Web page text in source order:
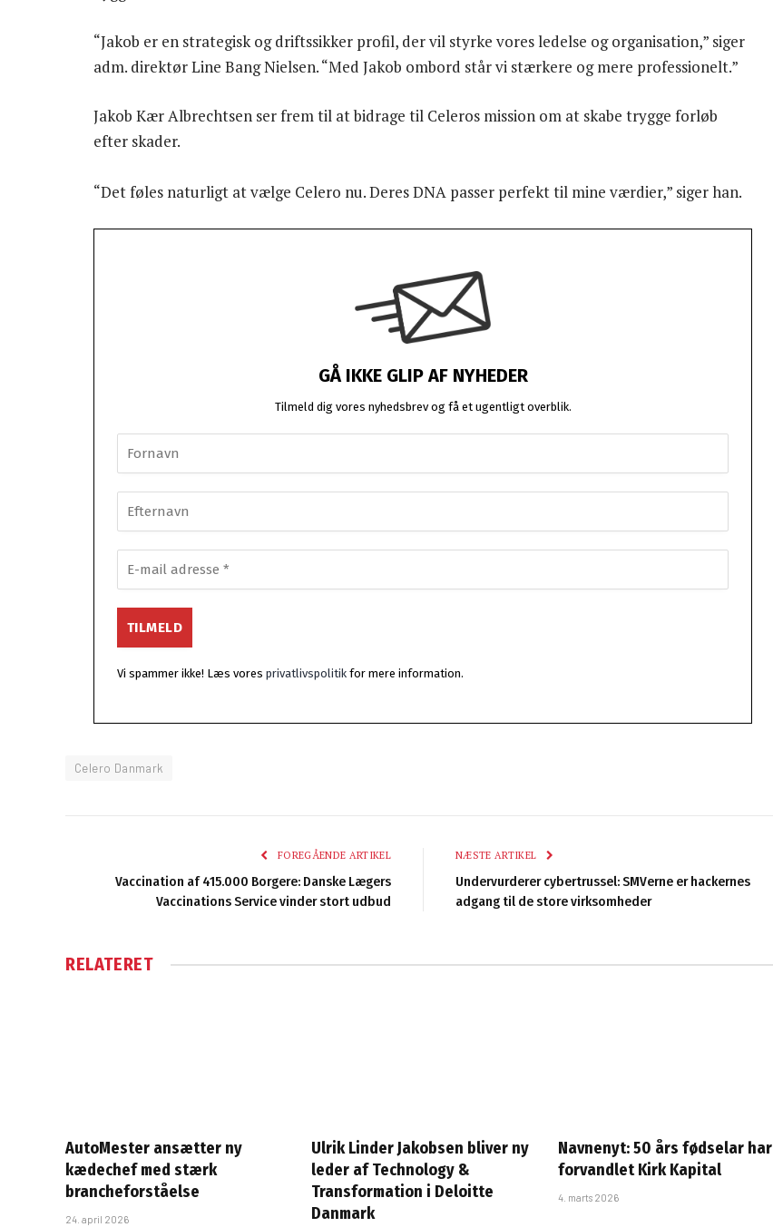
“Jakob er en strategisk og driftssikker profil, der vil styrke vores ledelse og organisation,” siger
adm. direktør Line Bang Nielsen. “Med Jakob ombord står vi stærkere og mere professionelt.”
Jakob Kær Albrechtsen ser frem til at bidrage til Celeros mission om at skabe trygge forløb
efter skader.
“Det føles naturligt at vælge Celero nu. Deres DNA passer perfekt til mine værdier,” siger han.
GÅ IKKE GLIP AF NYHEDER
Tilmeld dig vores nyhedsbrev og få et ugentligt overblik.
Vi spammer ikke! Læs vores privatlivspolitik for mere information.
Celero Danmark
FOREGÅENDE ARTIKEL
Vaccination af 415.000 Borgere: Danske Lægers
Vaccinations Service vinder stort udbud
NÆSTE ARTIKEL
Undervurderer cybertrussel: SMVerne er hackernes
adgang til de store virksomheder
RELATERET
AutoMester ansætter ny
kædechef med stærk
brancheforståelse
24. april 2026
Ulrik Linder Jakobsen bliver ny
leder af Technology &
Transformation i Deloitte
Danmark
Navnenyt: 50 års fødselar har
forvandlet Kirk Kapital
4. marts 2026